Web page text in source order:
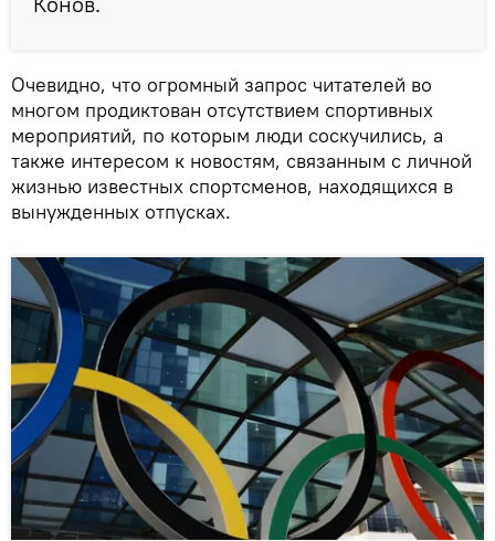
Очевидно, что огромный запрос читателей во
многом продиктован отсутствием спортивных
мероприятий, по которым люди соскучились, а
также интересом к новостям, связанным с личной
жизнью известных спортсменов, находящихся в
вынужденных отпусках.